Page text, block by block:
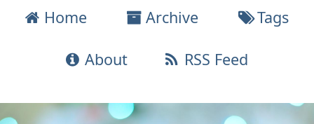
Home Archive Tags
About RSS Feed